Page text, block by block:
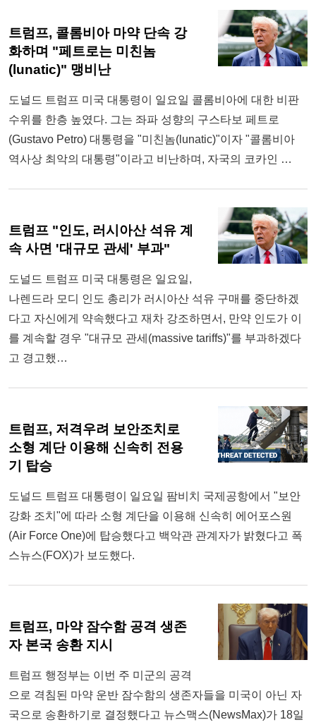
트럼프, 콜롬비아 마약 단속 강
화하며 "페트로는 미친놈
(lunatic)" 맹비난
도널드 트럼프 미국 대통령이 일요일 콜롬비아에 대한 비판
수위를 한층 높였다. 그는 좌파 성향의 구스타보 페트로
(Gustavo Petro) 대통령을 "미친놈(lunatic)"이자 "콜롬비아
역사상 최악의 대통령"이라고 비난하며, 자국의 코카인 …
트럼프 "인도, 러시아산 석유 계
속 사면 '대규모 관세' 부과"
도널드 트럼프 미국 대통령은 일요일,
나렌드라 모디 인도 총리가 러시아산 석유 구매를 중단하겠
다고 자신에게 약속했다고 재차 강조하면서, 만약 인도가 이
를 계속할 경우 "대규모 관세(massive tariffs)"를 부과하겠다
고 경고했…
트럼프, 저격우려 보안조치로
소형 계단 이용해 신속히 전용
기 탑승
도널드 트럼프 대통령이 일요일 팜비치 국제공항에서 "보안
강화 조치"에 따라 소형 계단을 이용해 신속히 에어포스원
(Air Force One)에 탑승했다고 백악관 관계자가 밝혔다고 폭
스뉴스(FOX)가 보도했다.
트럼프, 마약 잠수함 공격 생존
자 본국 송환 지시
트럼프 행정부는 이번 주 미군의 공격
으로 격침된 마약 운반 잠수함의 생존자들을 미국이 아닌 자
국으로 송환하기로 결정했다고 뉴스맥스(NewsMax)가 18일